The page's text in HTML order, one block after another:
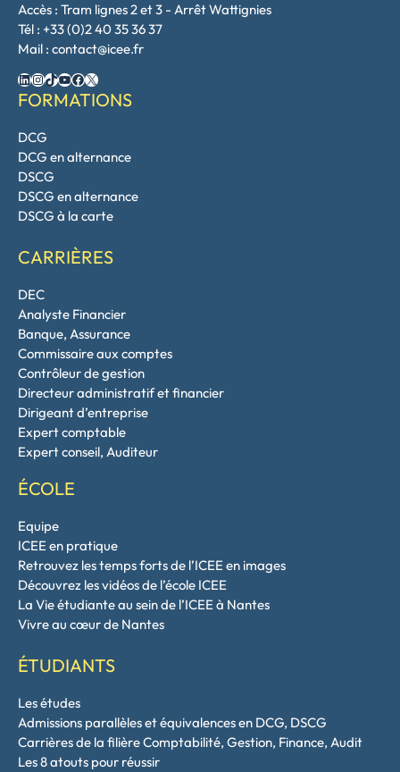
Accès : Tram lignes 2 et 3 - Arrêt Wattignies
Tél : +33 (0)2 40 35 36 37
Mail : contact@icee.fr
LinkedIn
Instagram
TikTok
YouTube
Facebook
X
FORMATIONS
DCG
DCG en alternance
DSCG
DSCG en alternance
DSCG à la carte
CARRIÈRES
DEC
Analyste Financier
Banque, Assurance
Commissaire aux comptes
Contrôleur de gestion
Directeur administratif et financier
Dirigeant d’entreprise
Expert comptable
Expert conseil, Auditeur
ÉCOLE
Equipe
ICEE en pratique
Retrouvez les temps forts de l’ICEE en images
Découvrez les vidéos de l’école ICEE
La Vie étudiante au sein de l’ICEE à Nantes
Vivre au cœur de Nantes
ÉTUDIANTS
Les études
Admissions parallèles et équivalences en DCG, DSCG
Carrières de la filière Comptabilité, Gestion, Finance, Audit
Les 8 atouts pour réussir